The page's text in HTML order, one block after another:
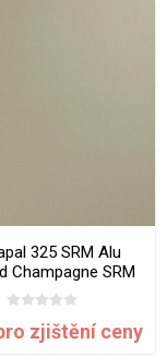
325 SRM Alu
Champagne SRM
1220 mm x 1 mm
zjištění ceny